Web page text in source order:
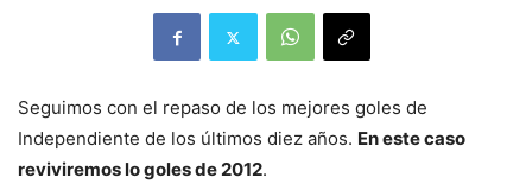
Seguimos con el repaso de los mejores goles de
Independiente de los últimos diez años. En este caso
reviviremos lo goles de 2012.